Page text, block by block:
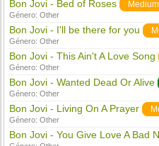
Bon Jovi - Bed of Roses Medium
Género:Other
Bon Jovi - I'll be there for you
Género:Other
Bon Jovi - This Ain't A Love Song
Género:Other
Bon Jovi - Wanted Dead Or Alive
Género:Other
Bon Jovi - Living On A Prayer
Género:Other
Bon Jovi - You Give Love A Bad